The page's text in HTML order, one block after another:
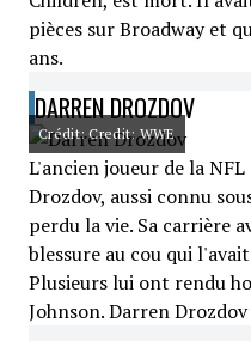
pièces sur Broadway et
ans.
DARREN DROZDOV
Crédit: Credit: WWE
L'ancien joueur de la
Drozdov, aussi connu
perdu la vie. Sa carrière
blessure au cou qui
Plusieurs lui ont rendu
Johnson. Darren